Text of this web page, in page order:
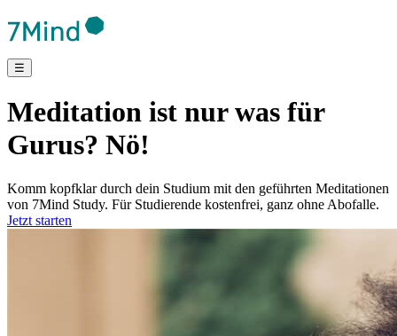
☰
Meditation ist nur was für
Gurus? Nö!
Komm kopfklar durch dein Studium mit den geführten Meditationen
von 7Mind Study. Für Studierende kostenfrei, ganz ohne Abofalle.
Jetzt starten